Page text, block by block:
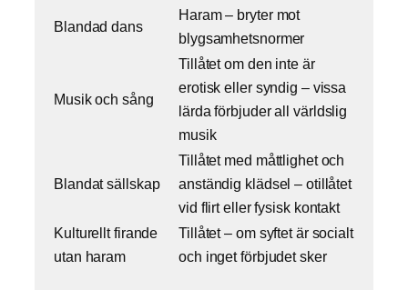
Blandad dans
Haram – bryter mot
blygsamhetsnormer
Musik och sång
Tillåtet om den inte är
erotisk eller syndig – vissa
lärda förbjuder all världslig
musik
Blandat sällskap
Tillåtet med måttlighet och
anständig klädsel – otillåtet
vid flirt eller fysisk kontakt
Kulturellt firande
utan haram
Tillåtet – om syftet är socialt
och inget förbjudet sker